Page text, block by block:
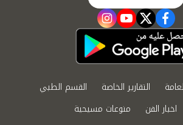
facebook
twitter
youtube
instagram
التقارير الخاصة
القسم الطبي
اخبار الفن
منوعات مسيحية